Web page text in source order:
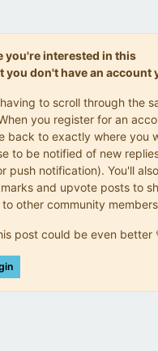
you're interested in this
you don't have an account
to scroll through the
you register for an
back to exactly where you
to be notified of new
push notification). You'll
and upvote posts to
other community
post could be even better